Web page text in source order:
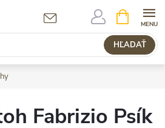
HĽADAŤ
KOŠÍK
Fabrizio Psík